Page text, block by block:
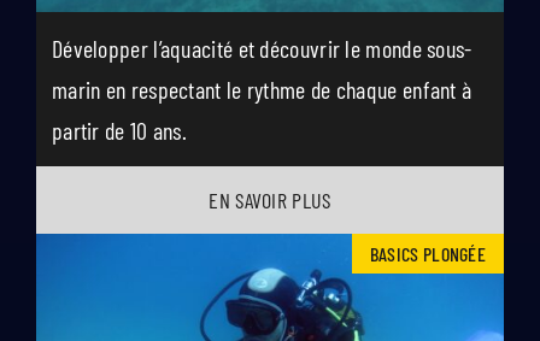
Développer l’aquacité et découvrir le monde sous-
marin en respectant le rythme de chaque enfant à
partir de 10 ans.
EN SAVOIR PLUS
BASICS PLONGÉE